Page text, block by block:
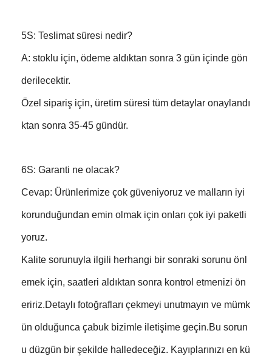
5S: Teslimat süresi nedir?
A: stoklu için, ödeme aldıktan sonra 3 gün içinde gön
derilecektir.
Özel sipariş için, üretim süresi tüm detaylar onaylandı
ktan sonra 35-45 gündür.
6S: Garanti ne olacak?
Cevap: Ürünlerimize çok güveniyoruz ve malların iyi
korunduğundan emin olmak için onları çok iyi paketli
yoruz.
Kalite sorunuyla ilgili herhangi bir sonraki sorunu önl
emek için, saatleri aldıktan sonra kontrol etmenizi ön
eririz.Detaylı fotoğrafları çekmeyi unutmayın ve mümk
ün olduğunca çabuk bizimle iletişime geçin.Bu sorun
u düzgün bir şekilde halledeceğiz. Kayıplarınızı en kü